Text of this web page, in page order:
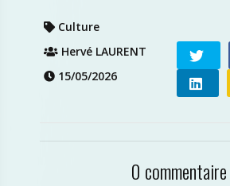
Culture
Hervé LAURENT
15/05/2026
0 commentaire